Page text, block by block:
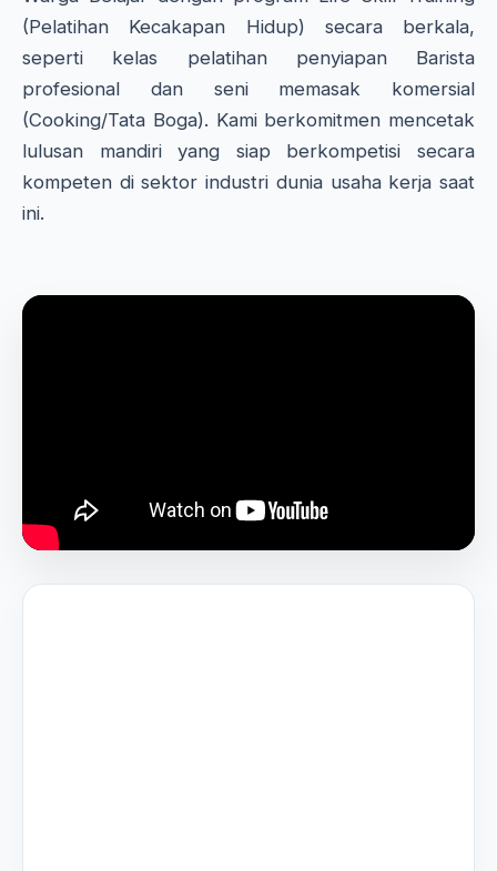
(Pelatihan Kecakapan Hidup) secara berkala,
seperti kelas pelatihan penyiapan Barista
profesional dan seni memasak komersial
(Cooking/Tata Boga). Kami berkomitmen mencetak
lulusan mandiri yang siap berkompetisi secara
kompeten di sektor industri dunia usaha kerja saat
ini.